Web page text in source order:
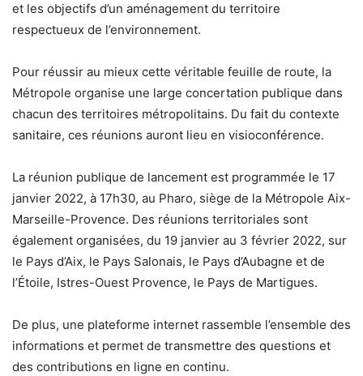
et les objectifs d’un aménagement du territoire
respectueux de l’environnement.
Pour réussir au mieux cette véritable feuille de route, la
Métropole organise une large concertation publique dans
chacun des territoires métropolitains. Du fait du contexte
sanitaire, ces réunions auront lieu en visioconférence.
La réunion publique de lancement est programmée le 17
janvier 2022, à 17h30, au Pharo, siège de la Métropole Aix-
Marseille-Provence. Des réunions territoriales sont
également organisées, du 19 janvier au 3 février 2022, sur
le Pays d’Aix, le Pays Salonais, le Pays d’Aubagne et de
l’Étoile, Istres-Ouest Provence, le Pays de Martigues.
De plus, une plateforme internet rassemble l’ensemble des
informations et permet de transmettre des questions et
des contributions en ligne en continu.